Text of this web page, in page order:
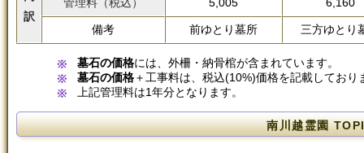
訳
備考 前ゆとり墓所 三方ゆとり
墓石の価格には、外柵・納骨棺が含まれています。
墓石の価格＋工事料は、税込(10%)価格を記載しており
上記管理料は1年分となります。
南川越霊園